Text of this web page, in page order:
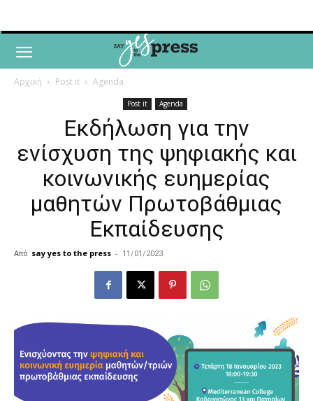
Αρχική Post it Agenda
Post it Agenda
Εκδήλωση για την
ενίσχυση της ψηφιακής και
κοινωνικής ευημερίας
μαθητών Πρωτοβάθμιας
Εκπαίδευσης
Από say yes to the press - 11/01/2023